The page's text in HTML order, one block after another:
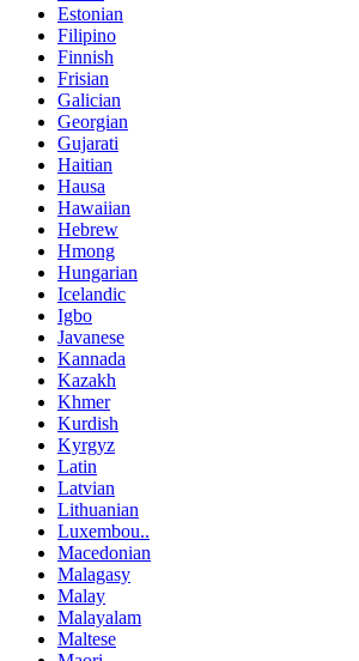
Estonian
Filipino
Finnish
Frisian
Galician
Georgian
Gujarati
Haitian
Hausa
Hawaiian
Hebrew
Hmong
Hungarian
Icelandic
Igbo
Javanese
Kannada
Kazakh
Khmer
Kurdish
Kyrgyz
Latin
Latvian
Lithuanian
Luxembou..
Macedonian
Malagasy
Malay
Malayalam
Maltese